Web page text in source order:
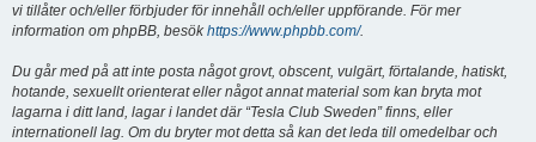
vi tillåter och/eller förbjuder för innehåll och/eller uppförande. För mer
information om phpBB, besökhttps://www.phpbb.com/.
Du går med på att inte posta något grovt, obscent, vulgärt, förtalande, hatiskt,
hotande, sexuellt orienterat eller något annat material som kan bryta mot
lagarna i ditt land, lagar i landet där “Tesla Club Sweden” finns, eller
internationell lag. Om du bryter mot detta så kan det leda till omedelbar och